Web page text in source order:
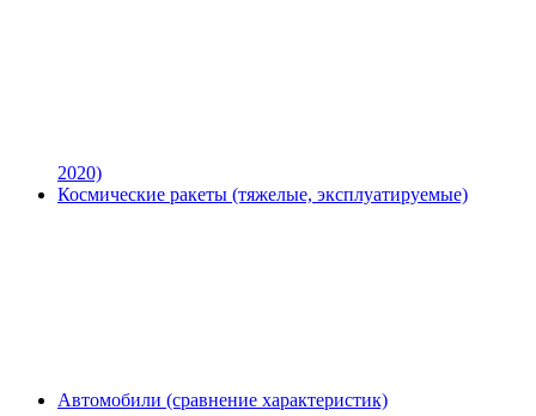
2020)
Космические ракеты (тяжелые, эксплуатируемые)
Автомобили (сравнение характеристик)